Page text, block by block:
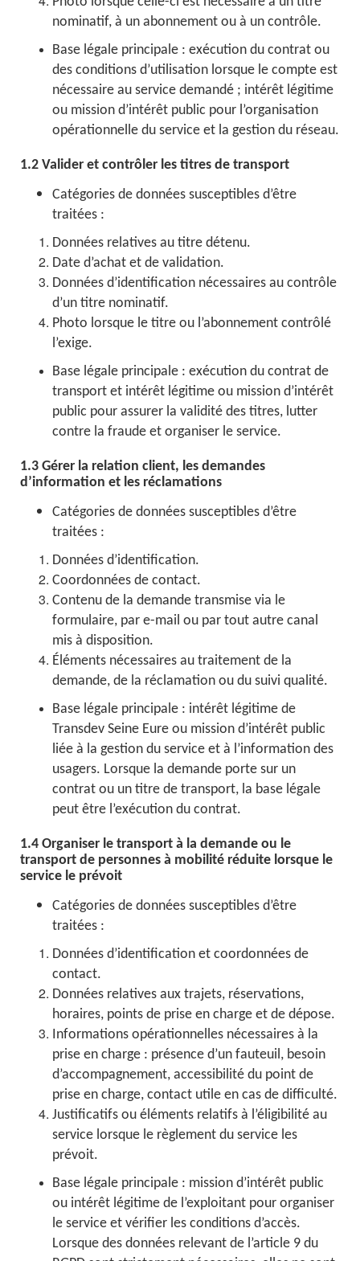
nominatif, à un abonnement ou à un contrôle.
Base légale principale : exécution du contrat ou
des conditions d’utilisation lorsque le compte est
nécessaire au service demandé ; intérêt légitime
ou mission d’intérêt public pour l’organisation
opérationnelle du service et la gestion du réseau.
1.2 Valider et contrôler les titres de transport
Catégories de données susceptibles d’être
traitées :
Données relatives au titre détenu.
Date d’achat et de validation.
Données d’identification nécessaires au contrôle
d’un titre nominatif.
Photo lorsque le titre ou l’abonnement contrôlé
l’exige.
Base légale principale : exécution du contrat de
transport et intérêt légitime ou mission d’intérêt
public pour assurer la validité des titres, lutter
contre la fraude et organiser le service.
1.3 Gérer la relation client, les demandes
d’information et les réclamations
Catégories de données susceptibles d’être
traitées :
Données d’identification.
Coordonnées de contact.
Contenu de la demande transmise via le
formulaire, par e-mail ou par tout autre canal
mis à disposition.
Éléments nécessaires au traitement de la
demande, de la réclamation ou du suivi qualité.
Base légale principale : intérêt légitime de
Transdev Seine Eure ou mission d’intérêt public
liée à la gestion du service et à l’information des
usagers. Lorsque la demande porte sur un
contrat ou un titre de transport, la base légale
peut être l’exécution du contrat.
1.4 Organiser le transport à la demande ou le
transport de personnes à mobilité réduite lorsque le
service le prévoit
Catégories de données susceptibles d’être
traitées :
Données d’identification et coordonnées de
contact.
Données relatives aux trajets, réservations,
horaires, points de prise en charge et de dépose.
Informations opérationnelles nécessaires à la
prise en charge : présence d’un fauteuil, besoin
d’accompagnement, accessibilité du point de
prise en charge, contact utile en cas de difficulté.
Justificatifs ou éléments relatifs à l’éligibilité au
service lorsque le règlement du service les
prévoit.
Base légale principale : mission d’intérêt public
ou intérêt légitime de l’exploitant pour organiser
le service et vérifier les conditions d’accès.
Lorsque des données relevant de l’article 9 du